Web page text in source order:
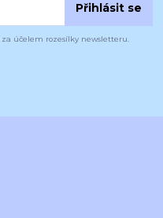
Přihlásit se
za účelem rozesílky newsletteru.